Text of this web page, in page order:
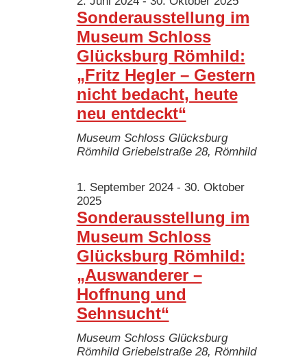
April
2025
Sonderausstellung im
Museum Schloss
Glücksburg Römhild:
„Fritz Hegler – Gestern
nicht bedacht, heute
neu entdeckt“
Museum Schloss Glücksburg
Römhild Griebelstraße 28, Römhild
Sonderausstellung im
Museum Schloss
Glücksburg Römhild:
„Auswanderer –
Hoffnung und
Sehnsucht“
1. September 2024- 30. Oktober
2025
Museum Schloss Glücksburg
Römhild Griebelstraße 28, Römhild